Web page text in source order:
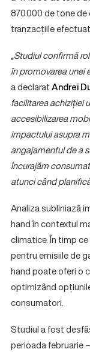
870.000 de tone de
tranzacțiile
„Studiul confirmă
în promovarea unei
a declaratAndrei
facilitarea achiziției
accesibilizarea
impactului asupra
angajamentul de a
încurajăm
atunci când
Analiza subliniază
hand în contextul
climatice. În timp
pentru emisiile de
hand poate oferi o
optimizând
consumatori.
Studiul a fost
perioada februarie